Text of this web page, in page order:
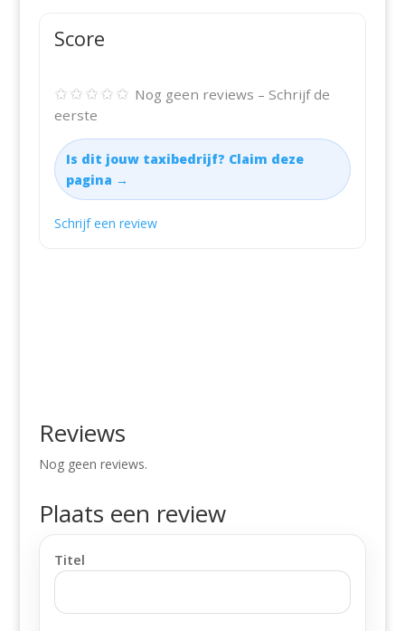
Score
✩✩✩✩✩ Nog geen reviews – Schrijf de
eerste
Is dit jouw taxibedrijf? Claim deze
pagina →
Schrijf een review
Reviews
Nog geen reviews.
Plaats een review
Titel